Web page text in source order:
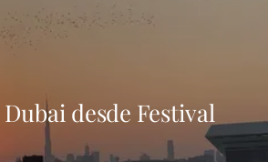
desde Festival